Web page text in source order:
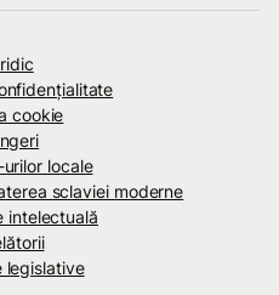
cookie
locale
sclaviei moderne
intelectuală
legislative